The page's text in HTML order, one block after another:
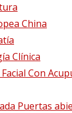
China
Clínica
Con
Puertas
y Medicina china
enseña
todas las
Metal 3